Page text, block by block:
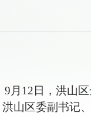
9 月 12日，洪山
洪山区委副书记